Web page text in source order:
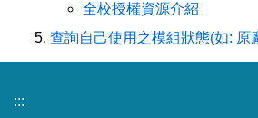
全校授權資源介紹
查詢自己使用之模組狀態(如: 原
:::